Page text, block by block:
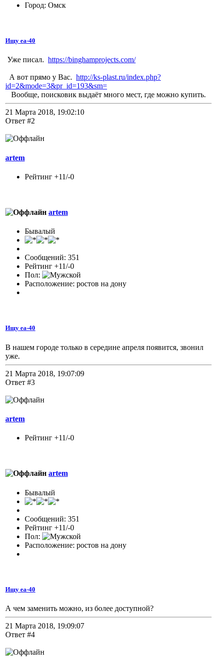
Город: Омск
Ищу еа-40
Уже писал. https://binghamprojects.com/
А вот прямо у Вас. http://ks-plast.ru/index.php?
id=2&mode=3&pr_id=193&sm=
Вообще, поисковик выдаёт много мест, где можно купить.
21 Марта 2018, 19:02:10
Ответ #2
artem
Рейтинг +11/-0
artem
Бывалый
Сообщений: 351
Рейтинг +11/-0
Пол:
Расположение: ростов на дону
Ищу еа-40
В нашем городе только в середине апреля появится, звонил
уже.
21 Марта 2018, 19:07:09
Ответ #3
artem
Рейтинг +11/-0
artem
Бывалый
Сообщений: 351
Рейтинг +11/-0
Пол:
Расположение: ростов на дону
Ищу еа-40
А чем заменить можно, из более доступной?
21 Марта 2018, 19:09:07
Ответ #4